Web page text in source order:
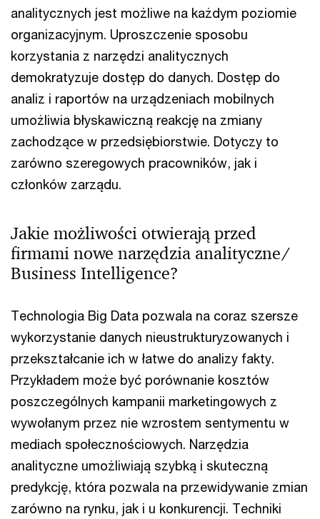
analitycznych jest możliwe na każdym poziomie
organizacyjnym. Uproszczenie sposobu
korzystania z narzędzi analitycznych
demokratyzuje dostęp do danych. Dostęp do
analiz i raportów na urządzeniach mobilnych
umożliwia błyskawiczną reakcję na zmiany
zachodzące w przedsiębiorstwie. Dotyczy to
zarówno szeregowych pracowników, jak i
członków zarządu.
Jakie możliwości otwierają przed
firmami nowe narzędzia analityczne/
Business Intelligence?
Technologia Big Data pozwala na coraz szersze
wykorzystanie danych nieustrukturyzowanych i
przekształcanie ich w łatwe do analizy fakty.
Przykładem może być porównanie kosztów
poszczególnych kampanii marketingowych z
wywołanym przez nie wzrostem sentymentu w
mediach społecznościowych. Narzędzia
analityczne umożliwiają szybką i skuteczną
predykcję, która pozwala na przewidywanie zmian
zarówno na rynku, jak i u konkurencji. Techniki